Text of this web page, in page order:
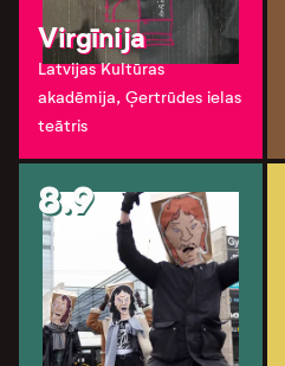
Virgīnija
Latvijas Kultūras
akadēmija, Ģertrūdes ielas
teātris
8.9